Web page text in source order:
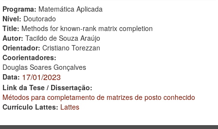
Programa: Matemática Aplicada
Nível: Doutorado
Title: Methods for known-rank matrix completion
Autor: Tacildo de Souza Araújo
Orientador: Cristiano Torezzan
Coorientadores:
Douglas Soares Gonçalves
Data: 17/01/2023
Link da Tese / Dissertação:
Métodos para completamento de matrizes de posto conhecido
Currículo Lattes: Lattes